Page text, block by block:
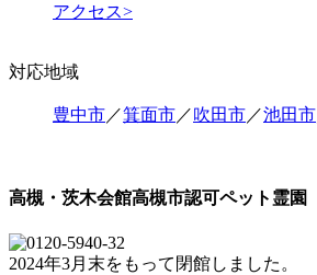
アクセス>
対応地域
豊中市／箕面市／吹田市／池田市
高槻・茨木会館高槻市認可ペット霊園
2024年3月末をもって閉館しました。